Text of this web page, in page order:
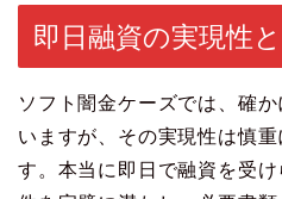
即日融資の実現性
ソフト闇金ケーズでは、確
いますが、その実現性は慎
す。本当に即日で融資を受